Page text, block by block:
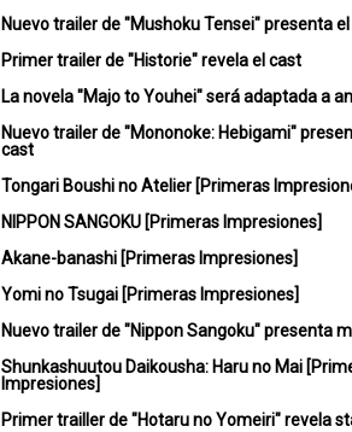
Nuevo trailer de "Mushoku Tensei" presenta el
Primer trailer de "Historie" revela el cast
La novela "Majo to Youhei" será adaptada a
Nuevo trailer de "Mononoke: Hebigami"
cast
Tongari Boushi no Atelier [Primeras
NIPPON SANGOKU [Primeras Impresiones]
Akane-banashi [Primeras Impresiones]
Yomi no Tsugai [Primeras Impresiones]
Nuevo trailer de "Nippon Sangoku" presenta
Shunkashuutou Daikousha: Haru no Mai
Impresiones]
Primer trailler de "Hotaru no Yomeiri" revela